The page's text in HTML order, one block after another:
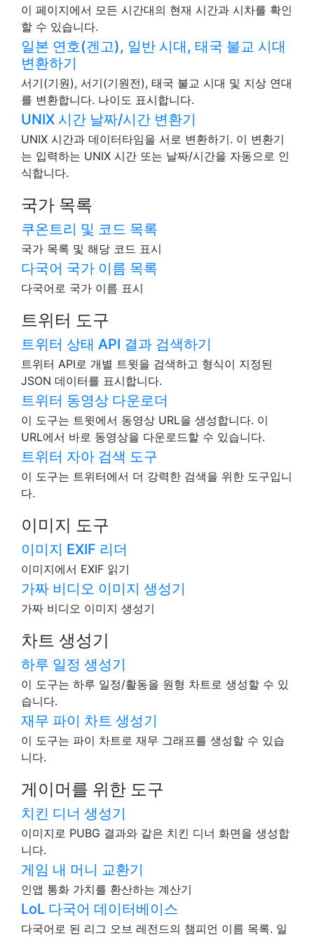
이 페이지에서 모든 시간대의 현재 시간과 시차를 확인
할 수 있습니다.
일본 연호(겐고), 일반 시대, 태국 불교 시대
변환하기
서기(기원), 서기(기원전), 태국 불교 시대 및 지상 연대
를 변환합니다. 나이도 표시합니다.
UNIX 시간 날짜/시간 변환기
UNIX 시간과 데이터타임을 서로 변환하기. 이 변환기
는 입력하는 UNIX 시간 또는 날짜/시간을 자동으로 인
식합니다.
국가 목록
쿠온트리 및 코드 목록
국가 목록 및 해당 코드 표시
다국어 국가 이름 목록
다국어로 국가 이름 표시
트위터 도구
트위터 상태 API 결과 검색하기
트위터 API로 개별 트윗을 검색하고 형식이 지정된
JSON 데이터를 표시합니다.
트위터 동영상 다운로더
이 도구는 트윗에서 동영상 URL을 생성합니다. 이
URL에서 바로 동영상을 다운로드할 수 있습니다.
트위터 자아 검색 도구
이 도구는 트위터에서 더 강력한 검색을 위한 도구입니
다.
이미지 도구
이미지 EXIF 리더
이미지에서 EXIF 읽기
가짜 비디오 이미지 생성기
가짜 비디오 이미지 생성기
차트 생성기
하루 일정 생성기
이 도구는 하루 일정/활동을 원형 차트로 생성할 수 있
습니다.
재무 파이 차트 생성기
이 도구는 파이 차트로 재무 그래프를 생성할 수 있습
니다.
게이머를 위한 도구
치킨 디너 생성기
이미지로 PUBG 결과와 같은 치킨 디너 화면을 생성합
니다.
게임 내 머니 교환기
인앱 통화 가치를 환산하는 계산기
LoL 다국어 데이터베이스
다국어로 된 리그 오브 레전드의 챔피언 이름 목록. 일